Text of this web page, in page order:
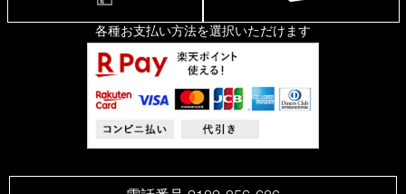
各種お支払い方法を選択いただけます